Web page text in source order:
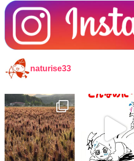
naturise33